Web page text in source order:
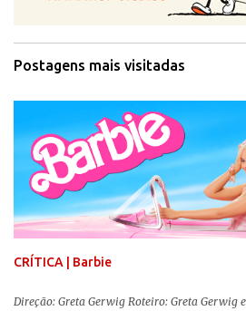
Postagens mais visitadas
CRÍTICA | Barbie
Direção: Greta Gerwig Roteiro: Greta Gerwig